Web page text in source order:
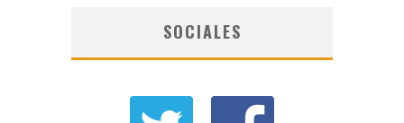
SOCIALES